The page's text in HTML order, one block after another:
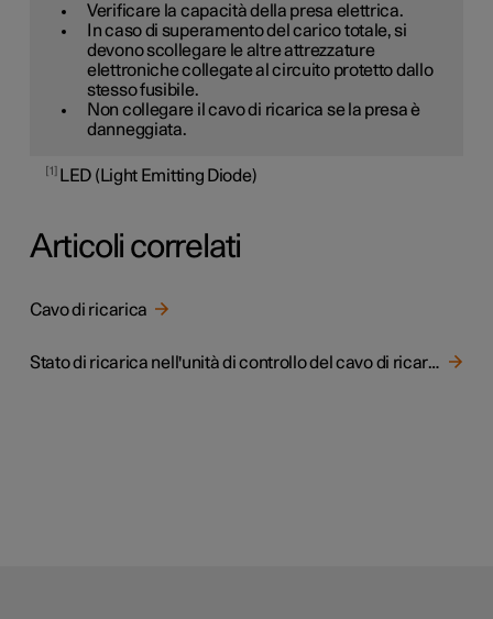
Verificare la capacità della presa elettrica.
In caso di superamento del carico totale, si
devono scollegare le altre attrezzature
elettroniche collegate al circuito protetto dallo
stesso fusibile.
Non collegare il cavo di ricarica se la presa è
danneggiata.
1 LED (Light Emitting Diode)
Articoli correlati
Cavo di ricarica
Stato di ricarica nell'unità di controllo del cavo di ricarica